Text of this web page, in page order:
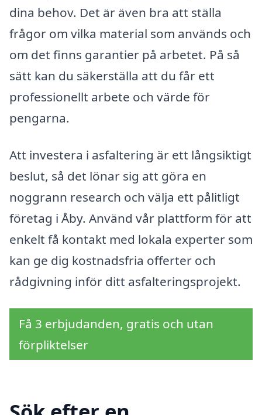
dina behov. Det är även bra att ställa
frågor om vilka material som används och
om det finns garantier på arbetet. På så
sätt kan du säkerställa att du får ett
professionellt arbete och värde för
pengarna.
Att investera i asfaltering är ett långsiktigt
beslut, så det lönar sig att göra en
noggrann research och välja ett pålitligt
företag i Åby. Använd vår plattform för att
enkelt få kontakt med lokala experter som
kan ge dig kostnadsfria offerter och
rådgivning inför ditt asfalteringsprojekt.
Få 3 erbjudanden, gratis och utan
förpliktelser